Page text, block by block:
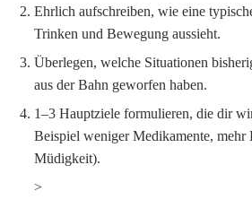
Ehrlich aufschreiben, wie eine
Trinken und Bewegung aussieht.
Überlegen, welche Situationen
aus der Bahn geworfen haben.
1–3 Hauptziele formulieren, die dir
Beispiel weniger Medikamente,
Müdigkeit).
>